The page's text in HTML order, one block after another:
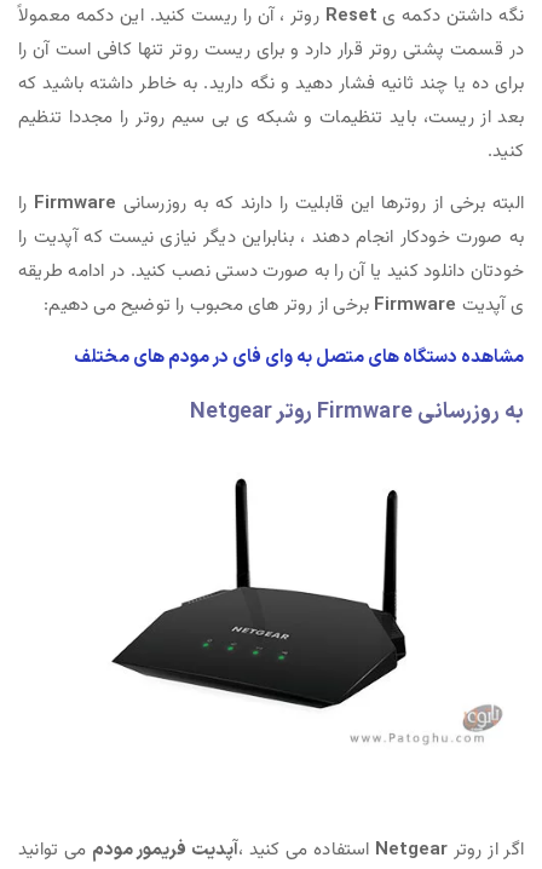
نگه داشتن دکمه ی Reset روتر ، آن را ریست کنید. این دکمه معمولاً
در قسمت پشتی روتر قرار دارد و برای ریست روتر تنها کافی است آن را
برای ده یا چند ثانیه فشار دهید و نگه دارید. به خاطر داشته باشید که
بعد از ریست، باید تنظیمات و شبکه ی بی سیم روتر را مجددا تنظیم
کنید.
البته برخی از روترها این قابلیت را دارند که به روزرسانی Firmware را
به صورت خودکار انجام دهند ، بنابراین دیگر نیازی نیست که آپدیت را
خودتان دانلود کنید یا آن را به صورت دستی نصب کنید. در ادامه طریقه
ی آپدیت Firmware برخی از روتر های محبوب را توضیح می دهیم:
مشاهده دستگاه های متصل به وای فای در مودم های مختلف
به روزرسانی Firmware روتر Netgear
اگر از روتر Netgear استفاده می کنید ،آپدیت فریمور مودم می توانید